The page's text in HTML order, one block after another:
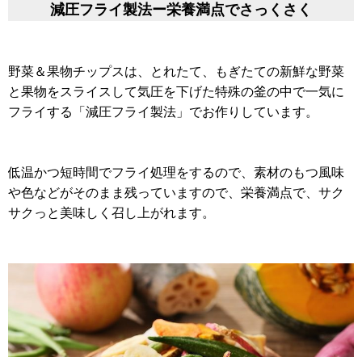
減圧フライ製法ー栄養満点でさっくさく
野菜＆果物チップスは、とれたて、もぎたての新鮮な野菜
と果物をスライスして気圧を下げた特殊の釜の中で一気に
フライする「減圧フライ製法」でお作りしています。
低温かつ短時間でフライ処理をするので、素材のもつ風味
や色などがそのまま残っていますので、栄養満点で、サク
サクっと美味しく召し上がれます。